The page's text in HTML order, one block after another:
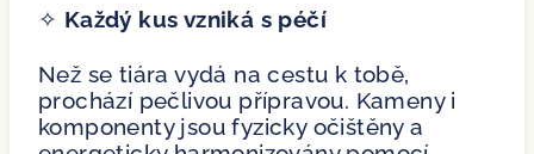
✧ Každý kus vzniká s péčí
Než se tiára vydá na cestu k tobě,
prochází pečlivou přípravou. Kameny i
komponenty jsou fyzicky očištěny a